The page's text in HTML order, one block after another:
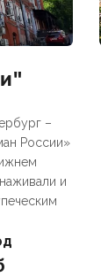
–
России»
и